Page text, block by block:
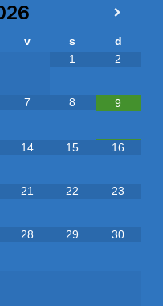
v s
d
1
2
7 8 9
14 15 16
21 22 23
28 29 30